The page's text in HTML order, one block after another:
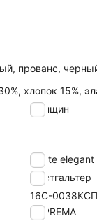
прованс,
хлопок 15%,
женщин
Conte elegant
Бюстгальтер
16С-0038КСП
SUPREMA